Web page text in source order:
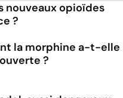
nouveaux opioïdes
?
la morphine a-t-elle
?